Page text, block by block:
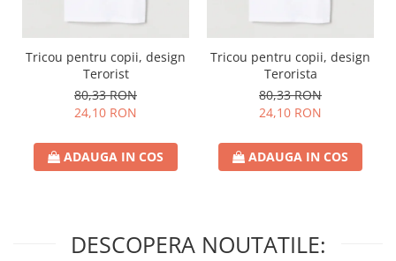
Tricou pentru copii, design
Terorist
80,33 RON
24,10 RON
ADAUGA IN COS
Tricou pentru copii, design
Terorista
80,33 RON
24,10 RON
ADAUGA IN COS
DESCOPERA NOUTATILE: